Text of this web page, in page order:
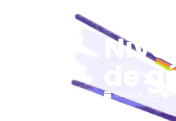
de
marzo 8, 2022